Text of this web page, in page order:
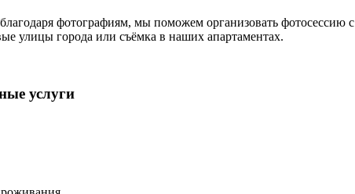
фотографиям, мы поможем организовать фотосессию с
улицы города или съёмка в наших апартаментах.
услуги